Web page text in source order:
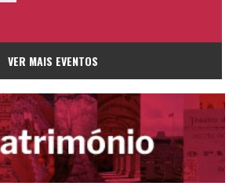
VER MAIS EVENTOS